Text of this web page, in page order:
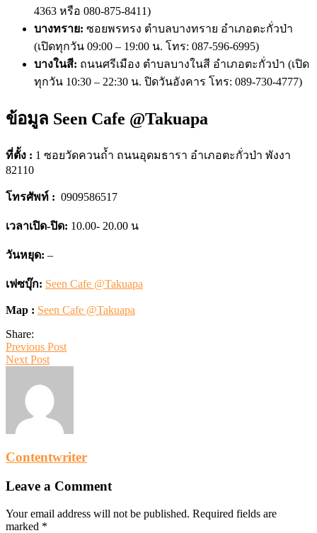
4363 หรือ 080-875-8411)
บางทราย: ซอยพรทรง ตำบลบางทราย อำเภอตะกั่วป่า
(เปิดทุกวัน 09:00 – 19:00 น. โทร: 087-596-6995)
บางในสี: ถนนศรีเมือง ตำบลบางในสี อำเภอตะกั่วป่า (เปิด
ทุกวัน 10:30 – 22:30 น. ปิดวันอังคาร โทร: 089-730-4777)
ข้อมูล Seen Cafe @Takuapa
ที่ตั้ง : 1 ซอยวัดควนถ้ำ ถนนอุดมธารา อำเภอตะกั่วป่า พังงา
82110
โทรศัพท์ : 0909586517
เวลาเปิด-ปิด: 10.00- 20.00 น
วันหยุด: –
เฟซบุ๊ก: Seen Cafe @Takuapa
Map : Seen Cafe @Takuapa
Share:
Previous Post
Next Post
Contentwriter
Leave a Comment
Your email address will not be published. Required fields are
marked *